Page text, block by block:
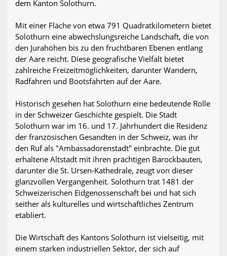
dem Kanton Solothurn.
Mit einer Fläche von etwa 791 Quadratkilometern bietet
Solothurn eine abwechslungsreiche Landschaft, die von
den Jurahöhen bis zu den fruchtbaren Ebenen entlang
der Aare reicht. Diese geografische Vielfalt bietet
zahlreiche Freizeitmöglichkeiten, darunter Wandern,
Radfahren und Bootsfahrten auf der Aare.
Historisch gesehen hat Solothurn eine bedeutende Rolle
in der Schweizer Geschichte gespielt. Die Stadt
Solothurn war im 16. und 17. Jahrhundert die Residenz
der französischen Gesandten in der Schweiz, was ihr
den Ruf als "Ambassadorenstadt" einbrachte. Die gut
erhaltene Altstadt mit ihren prächtigen Barockbauten,
darunter die St. Ursen-Kathedrale, zeugt von dieser
glanzvollen Vergangenheit. Solothurn trat 1481 der
Schweizerischen Eidgenossenschaft bei und hat sich
seither als kulturelles und wirtschaftliches Zentrum
etabliert.
Die Wirtschaft des Kantons Solothurn ist vielseitig, mit
einem starken industriellen Sektor, der sich auf